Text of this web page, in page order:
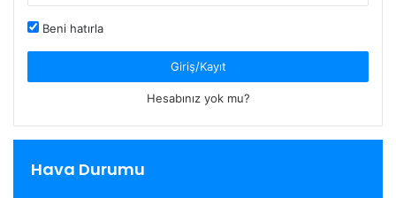
Beni hatırla
Giriş/Kayıt
Hesabınız yok mu?
Hava Durumu